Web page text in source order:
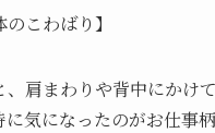
こわばり】
肩まわりや背中にかけ
に気になったのがお仕事